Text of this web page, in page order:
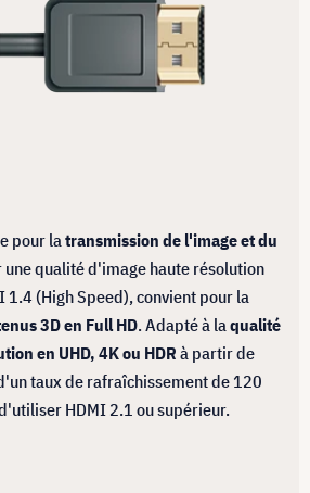
pour la transmission de l'image et du
une qualité d'image haute résolution
1.4 (High Speed), convient pour la
3D en Full HD. Adapté à la qualité
en UHD, 4K ou HDR à partir de
taux de rafraîchissement de 120
HDMI 2.1 ou supérieur.